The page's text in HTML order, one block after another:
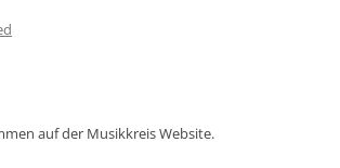
auf der Musikkreis Website.